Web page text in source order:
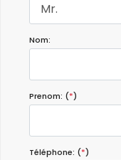
Mr.
Nom:
Prenom: (*)
Téléphone: (*)